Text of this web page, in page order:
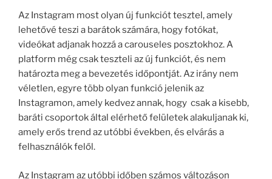
Az Instagram most olyan új funkciót tesztel, amely
lehetővé teszi a barátok számára, hogy fotókat,
videókat adjanak hozzá a carouseles posztokhoz. A
platform még csak teszteli az új funkciót, és nem
határozta meg a bevezetés időpontját. Az irány nem
véletlen, egyre több olyan funkció jelenik az
Instagramon, amely kedvez annak, hogy csak a kisebb,
baráti csoportok által elérhető felületek alakuljanak ki,
amely erős trend az utóbbi években, és elvárás a
felhasználók felől.
Az Instagram az utóbbi időben számos változáson